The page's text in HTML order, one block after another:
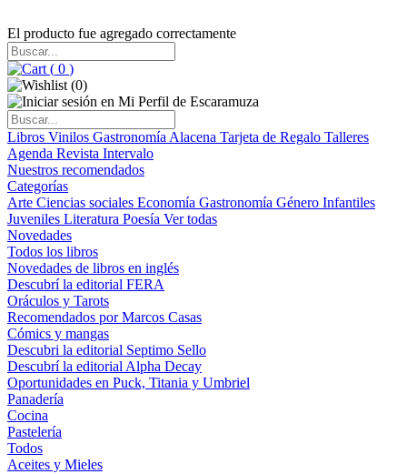
El producto fue agregado correctamente
( 0 )
(0)
Libros Vinilos Gastronomía Alacena Tarjeta de Regalo Talleres
Agenda Revista Intervalo
Nuestros recomendados
Categorías
Arte Ciencias sociales Economía Gastronomía Género Infantiles
Juveniles Literatura Poesía Ver todas
Novedades
Todos los libros
Novedades de libros en inglés
Descubrí la editorial FERA
Oráculos y Tarots
Recomendados por Marcos Casas
Cómics y mangas
Descubri la editorial Septimo Sello
Descubrí la editorial Alpha Decay
Oportunidades en Puck, Titania y Umbriel
Panadería
Cocina
Pastelería
Todos
Aceites y Mieles